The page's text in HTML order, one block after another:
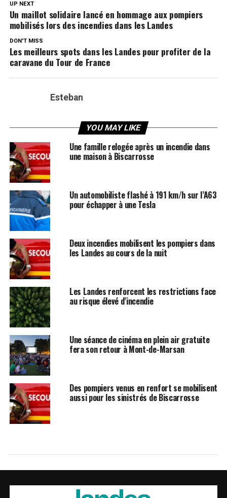
UP NEXT
Un maillot solidaire lancé en hommage aux pompiers
mobilisés lors des incendies dans les Landes
DON'T MISS
Les meilleurs spots dans les Landes pour profiter de la
caravane du Tour de France
Esteban
YOU MAY LIKE
Une famille relogée après un incendie dans
une maison à Biscarrosse
Un automobiliste flashé à 191 km/h sur l’A63
pour échapper à une Tesla
Deux incendies mobilisent les pompiers dans
les Landes au cours de la nuit
Les Landes renforcent les restrictions face
au risque élevé d’incendie
Une séance de cinéma en plein air gratuite
fera son retour à Mont-de-Marsan
Des pompiers venus en renfort se mobilisent
aussi pour les sinistrés de Biscarrosse